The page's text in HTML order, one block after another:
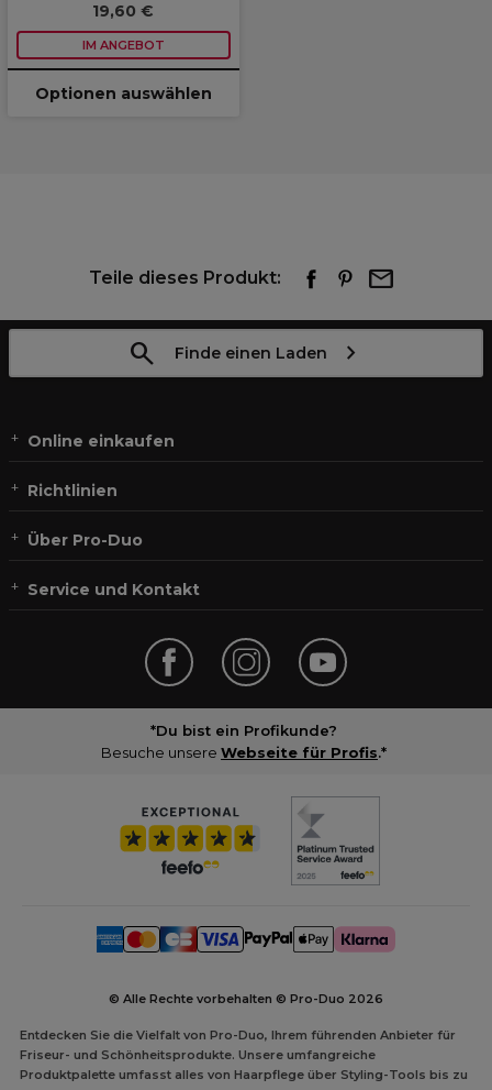
19,60 €
IM ANGEBOT
Optionen auswählen
Teile dieses Produkt:
Finde einen Laden
Online einkaufen
Richtlinien
Über Pro-Duo
Service und Kontakt
*Du bist ein Profikunde?
Besuche unsere Webseite für Profis.*
© Alle Rechte vorbehalten © Pro-Duo 2026
Entdecken Sie die Vielfalt von Pro-Duo, Ihrem führenden Anbieter für
Friseur- und Schönheitsprodukte. Unsere umfangreiche
Produktpalette umfasst alles von Haarpflege über Styling-Tools bis zu